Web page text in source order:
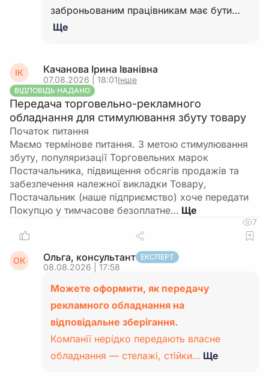
заброньованим працівникам має бути…
Ще
ІК Качанова Ірина Іванівна
07.08.2026 | 18:01Інше
ВІДПОВІДЬ НАДАНО
Передача торговельно-рекламного
обладнання для стимулювання збуту товару
Початок питання
Маємо термінове питання. З метою стимулювання
збуту, популяризації Торговельних марок
Постачальника, підвищення обсягів продажів та
забезпечення належної викладки Товару,
Постачальник (наше підприємство) хоче передати
Покупцю у тимчасове безоплатне…
7
ОК Ольга, консультант ЕКСПЕРТ
08.08.2026 | 17:58
Можете оформити, як передачу
рекламного обладнання на
відповідальне зберігання.
Компанії нерідко передають власне
обладнання — стелажі, стійки… Ще